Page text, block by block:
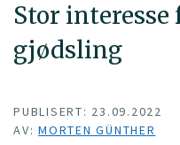
Stor
gjødsling
PUBLISERT: 23.09.2022
AV: MORTEN GÜNTHER